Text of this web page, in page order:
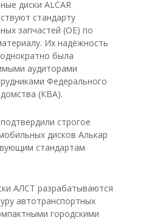
диски ALCAR
стандарту
запчастей (ОЕ) по
Их надёжность
была
аудиторами
Федерального
(КВА).
строгое
дисков Алькар
стандартам
АЛСТ разрабатываются
автотранспортных
городскими